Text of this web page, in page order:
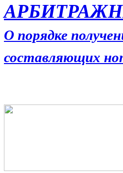
О порядке
составляющих